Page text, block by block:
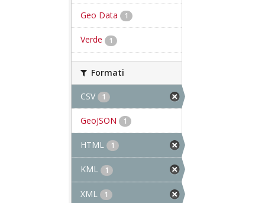
Geo Data 1
Verde 1
Formati
CSV 1
GeoJSON 1
HTML 1
KML 1
XML 1